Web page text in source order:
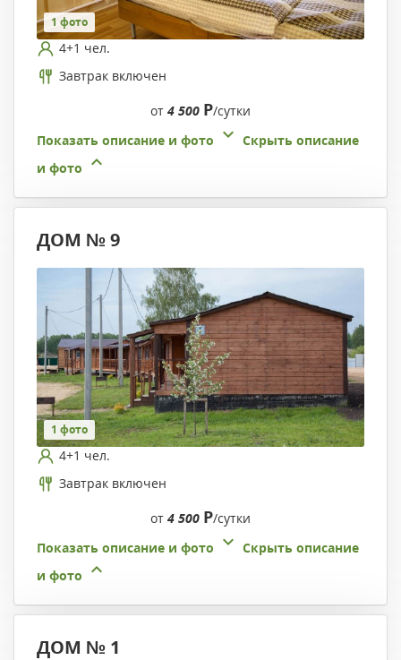
1 фото
4+1 чел.
Завтрак включен
от 4 500 Р/сутки
Показать описание и фото
Скрыть описание
и фото
ДОМ № 9
1 фото
4+1 чел.
Завтрак включен
от 4 500 Р/сутки
Показать описание и фото
Скрыть описание
и фото
ДОМ № 1